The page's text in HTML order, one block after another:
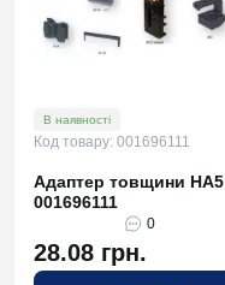
В наявності
Код товару: 001696111
Адаптер товщини HA5
001696111
0
28.08 грн.